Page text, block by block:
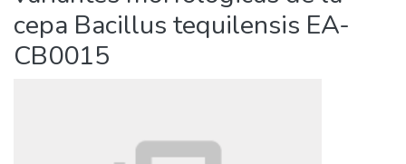
cepa Bacillus tequilensis EA-
CB0015